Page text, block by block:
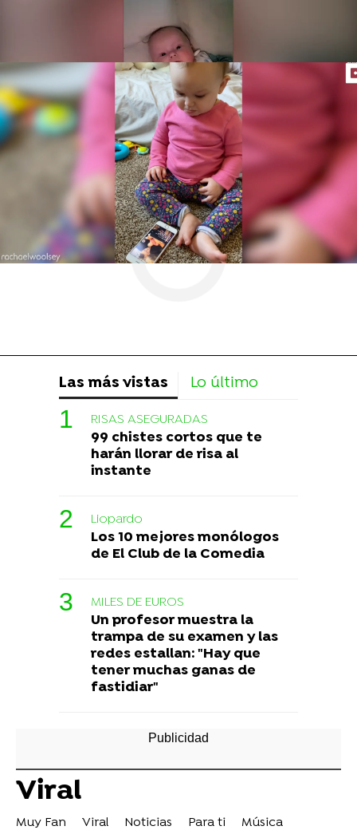
el que aparece junto a su papá
más © Caters News]]
Las más vistas Lo último
RISAS ASEGURADAS
99 chistes cortos que te
harán llorar de risa al
instante
Liopardo
Los 10 mejores monólogos
de El Club de la Comedia
MILES DE EUROS
Un profesor muestra la
trampa de su examen y las
redes estallan: "Hay que
tener muchas ganas de
fastidiar"
Viral
Muy Fan Viral Noticias Para ti
Música